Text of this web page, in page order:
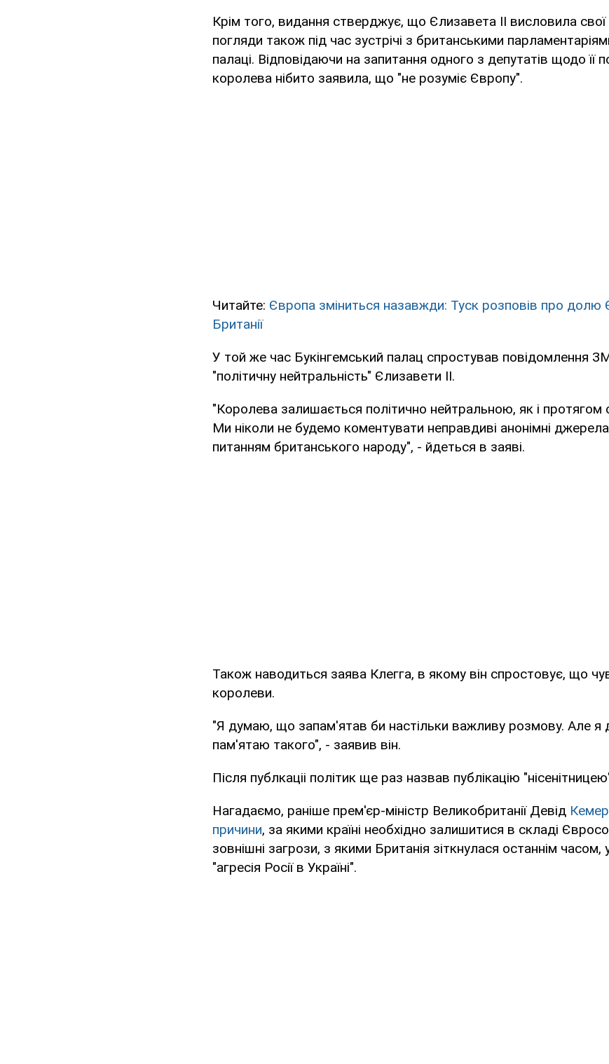
Крім того, видання стверджує, що Єлизавета II висловила свої
погляди також під час зустрічі з британськими
палаці. Відповідаючи на запитання одного з депутатів щодо її
королева нібито заявила, що "не розуміє Європу".
Читайте: Європа зміниться назавжди: Туск розповів про долю
Британії
У той же час Букінгемський палац спростував повідомлення
"політичну нейтральність" Єлизавети II.
"Королева залишається політично нейтральною, як і протягом
Ми ніколи не будемо коментувати неправдиві анонімні
питанням британського народу", - йдеться в заяві.
Також наводиться заява Клегга, в якому він спростовує, що
королеви.
"Я думаю, що запам'ятав би настільки важливу розмову. Але я
пам'ятаю такого", - заявив він.
Після публкаціі політик ще раз назвав публікацію
Нагадаємо, раніше прем'єр-міністр Великобританії Девід
причини, за якими країні необхідно залишитися в складі
зовнішні загрози, з якими Британія зіткнулася останнім часом,
"агресія Росії в Україні".